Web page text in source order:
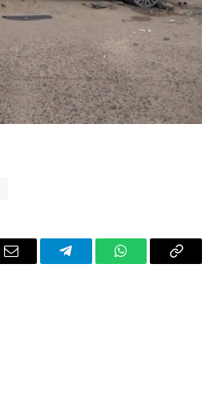
Email TelegramWhatsAppCopy